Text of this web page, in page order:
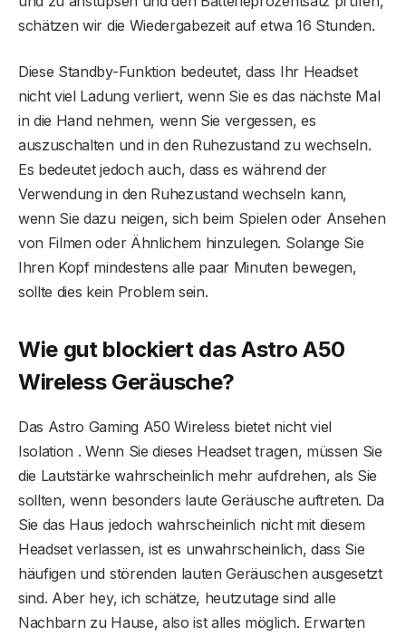
schätzen wir die Wiedergabezeit auf etwa 16 Stunden.
Diese Standby-Funktion bedeutet, dass Ihr Headset
nicht viel Ladung verliert, wenn Sie es das nächste Mal
in die Hand nehmen, wenn Sie vergessen, es
auszuschalten und in den Ruhezustand zu wechseln.
Es bedeutet jedoch auch, dass es während der
Verwendung in den Ruhezustand wechseln kann,
wenn Sie dazu neigen, sich beim Spielen oder Ansehen
von Filmen oder Ähnlichem hinzulegen. Solange Sie
Ihren Kopf mindestens alle paar Minuten bewegen,
sollte dies kein Problem sein.
Wie gut blockiert das Astro A50
Wireless Geräusche?
Das Astro Gaming A50 Wireless bietet nicht viel
Isolation . Wenn Sie dieses Headset tragen, müssen Sie
die Lautstärke wahrscheinlich mehr aufdrehen, als Sie
sollten, wenn besonders laute Geräusche auftreten. Da
Sie das Haus jedoch wahrscheinlich nicht mit diesem
Headset verlassen, ist es unwahrscheinlich, dass Sie
häufigen und störenden lauten Geräuschen ausgesetzt
sind. Aber hey, ich schätze, heutzutage sind alle
Nachbarn zu Hause, also ist alles möglich. Erwarten